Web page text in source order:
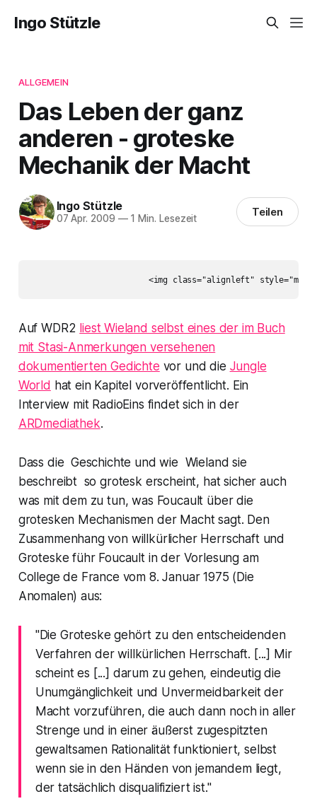
Ingo Stützle
ALLGEMEIN
Das Leben der ganz
anderen - groteske
Mechanik der Macht
Ingo Stützle
07 Apr. 2009 —1 Min. Lesezeit Teilen
Auf WDR2 liest Wieland selbst eines der im Buch
mit Stasi-Anmerkungen versehenen
dokumentierten Gedichte vor und die Jungle
World hat ein Kapitel vorveröffentlicht. Ein
Interview mit RadioEins findet sich in der
ARDmediathek.
Dass die Geschichte und wie Wieland sie
beschreibt so grotesk erscheint, hat sicher auch
was mit dem zu tun, was Foucault über die
grotesken Mechanismen der Macht sagt. Den
Zusammenhang von willkürlicher Herrschaft und
Groteske führ Foucault in der Vorlesung am
College de France vom 8. Januar 1975 (Die
Anomalen) aus:
"Die Groteske gehört zu den entscheidenden
Verfahren der willkürlichen Herrschaft. [...] Mir
scheint es [...] darum zu gehen, eindeutig die
Unumgänglichkeit und Unvermeidbarkeit der
Macht vorzuführen, die auch dann noch in aller
Strenge und in einer äußerst zugespitzten
gewaltsamen Rationalität funktioniert, selbst
wenn sie in den Händen von jemandem liegt,
der tatsächlich disqualifiziert ist."